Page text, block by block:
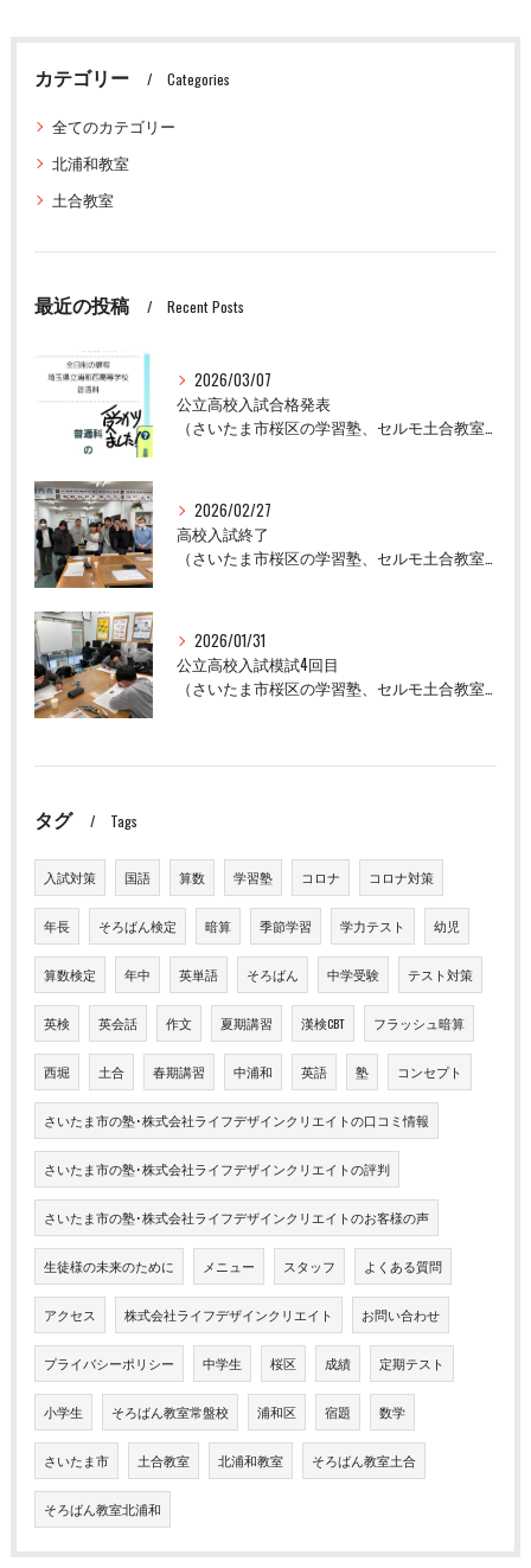
カテゴリー Categories
全てのカテゴリー
北浦和教室
土合教室
最近の投稿 Recent Posts
2026/03/07
公立高校入試合格発表
（さいたま市桜区の学習塾、セルモ土合教室）
2026/02/27
高校入試終了
（さいたま市桜区の学習塾、セルモ土合教室）
2026/01/31
公立高校入試模試4回目
（さいたま市桜区の学習塾、セルモ土合教室）
タグ Tags
入試対策 国語 算数 学習塾 コロナ コロナ対策
年長 そろばん検定 暗算 季節学習 学力テスト 幼児
算数検定 年中 英単語 そろばん 中学受験 テスト対策
英検 英会話 作文 夏期講習 漢検CBT フラッシュ暗算
西堀 土合 春期講習 中浦和 英語 塾 コンセプト
さいたま市の塾･株式会社ライフデザインクリエイトの口コミ情報
さいたま市の塾･株式会社ライフデザインクリエイトの評判
さいたま市の塾･株式会社ライフデザインクリエイトのお客様の声
生徒様の未来のために メニュー スタッフ よくある質問
アクセス 株式会社ライフデザインクリエイト お問い合わせ
プライバシーポリシー 中学生 桜区 成績 定期テスト
小学生 そろばん教室常盤校 浦和区 宿題 数学
さいたま市 土合教室 北浦和教室 そろばん教室土合
そろばん教室北浦和